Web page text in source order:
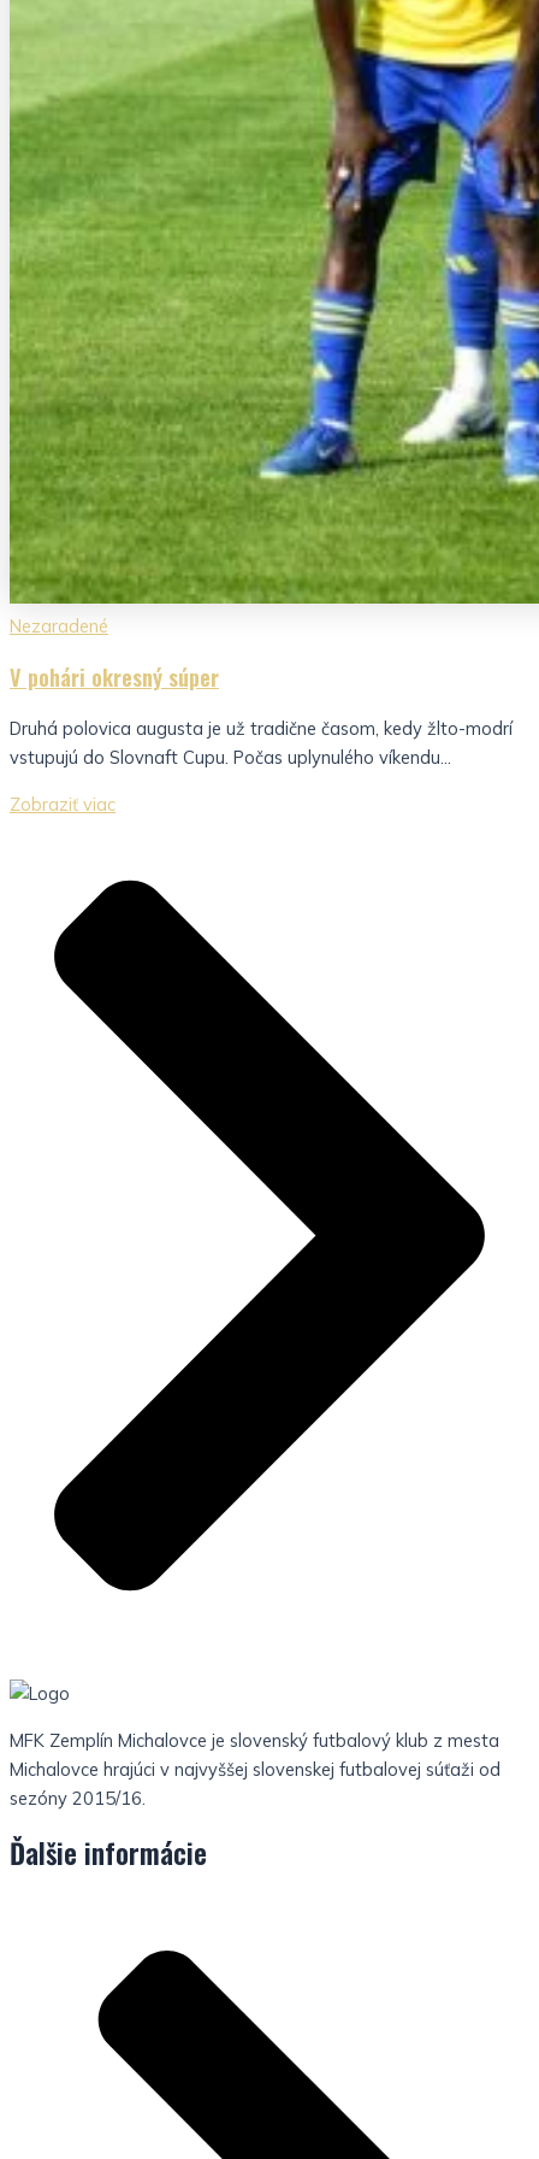
Nezaradené
V pohári okresný súper
Druhá polovica augusta je už tradične časom, kedy žlto-modrí
vstupujú do Slovnaft Cupu. Počas uplynulého víkendu...
Zobraziť viac
MFK Zemplín Michalovce je slovenský futbalový klub z mesta
Michalovce hrajúci v najvyššej slovenskej futbalovej súťaži od
sezóny 2015/16.
Ďalšie informácie